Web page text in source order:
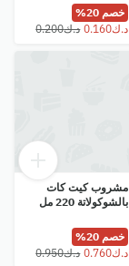
خصم 20%
⁦د.ك0.200⁩
مشروب كيت كات
بالشوكولاتة 220 مل
خصم 20%
⁦د.ك0.950⁩